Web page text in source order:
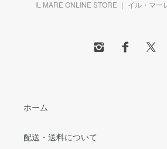
IL MARE ONLINE STORE ｜ イル・マー
ホーム
配送・送料について